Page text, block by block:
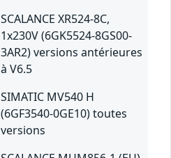
SCALANCE XR524-8C,
1x230V (6GK5524-8GS00-
3AR2) versions antérieures
à V6.5
SIMATIC MV540 H
(6GF3540-0GE10) toutes
versions